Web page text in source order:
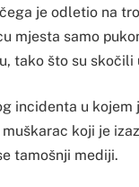
je odletio na
mjesta samo
tako što su skočili
incidenta u kojem
koji je
tamošnji mediji.